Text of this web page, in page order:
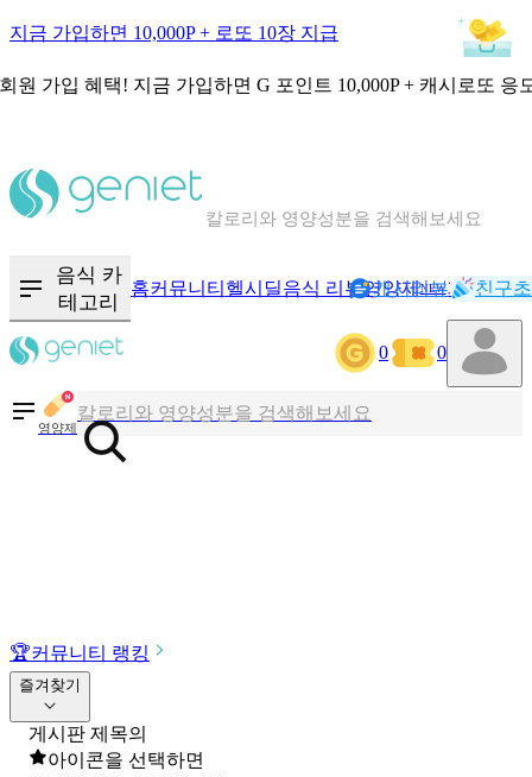
지금 가입하면 10,000P + 로또 10장 지급
원 가입 혜택! 지금 가입하면 G 포인트 10,000P + 캐시로또 응
혈당 · 다이어트 음식 검색해보세요
음식 카
테고리
홈커뮤니티 헬시딜음식 리뷰영양제NEW기록
캐시리뷰 친구
0 0
영양제
칼로리와 영양성분을 검색해보세요
혈당 · 다이어트 음식 검색해보세요
음식 · 영양제 리뷰를 찾아보세요
🏆커뮤니티 랭킹
즐겨찾기
게시판 제목의
아이콘을 선택하면